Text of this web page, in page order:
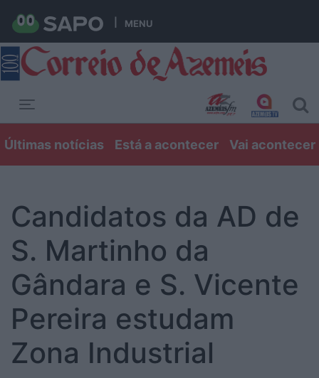
MENU
Últimas notícias Está a acontecer Vai acontecer
Candidatos da AD de
S. Martinho da
Gândara e S. Vicente
Pereira estudam
Zona Industrial